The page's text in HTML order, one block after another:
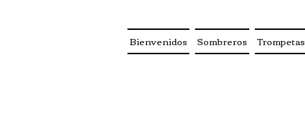
Bienvenidos Sombreros Trompetas